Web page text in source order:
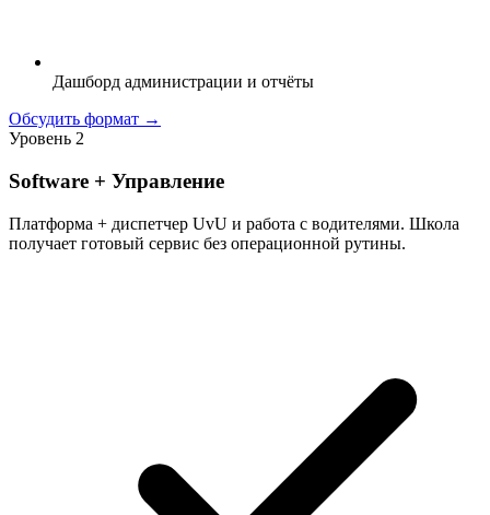
Дашборд администрации и отчёты
Обсудить формат →
Уровень 2
Software + Управление
Платформа + диспетчер UvU и работа с водителями. Школа
получает готовый сервис без операционной рутины.